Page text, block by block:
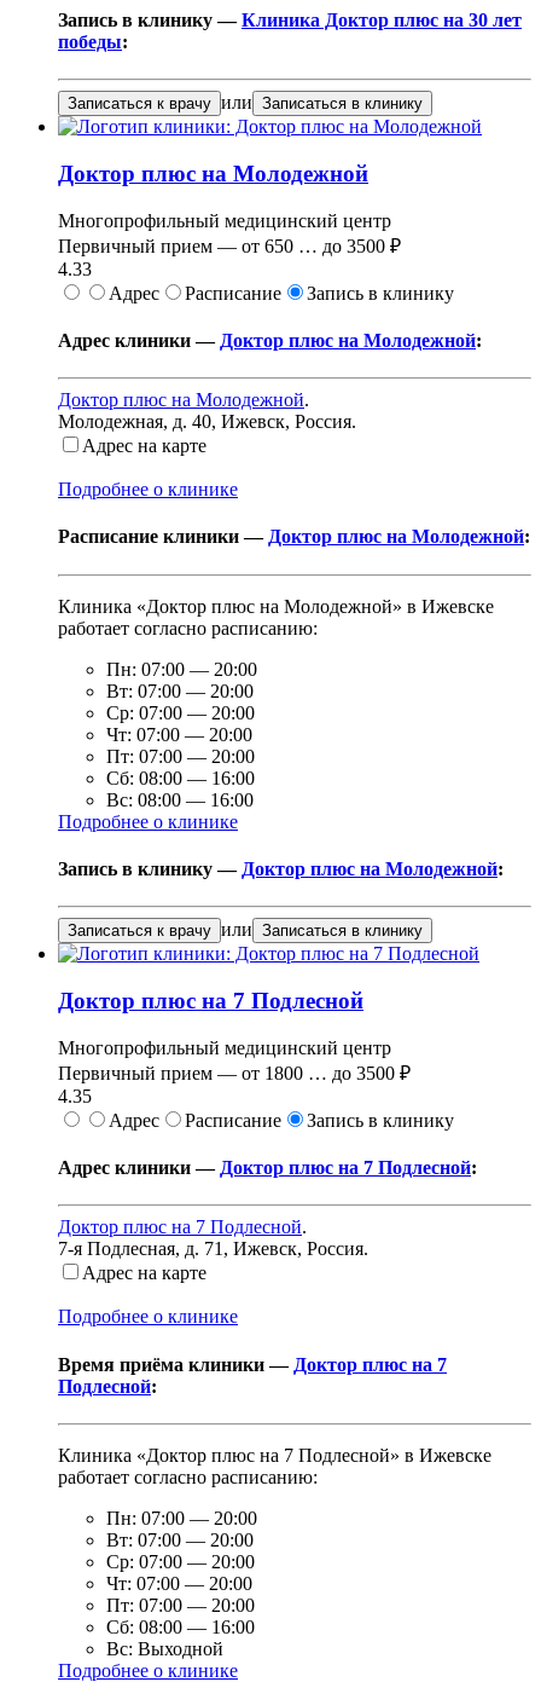
Запись в клинику —Клиника Доктор плюс на 30 лет
победы:
Записаться к врачу или Записаться в клинику
Доктор плюс на Молодежной
Многопрофильный медицинский центр
Первичный прием — от 650 … до 3500 ₽
4.33
Адрес
Расписание Запись в клинику
Адрес клиники — Доктор плюс на Молодежной:
Доктор плюс на Молодежной.
Молодежная, д. 40, Ижевск, Россия.
Адрес на карте
Подробнее о клинике
Расписание клиники —Доктор плюс на Молодежной:
Клиника «Доктор плюс на Молодежной» в Ижевске
работает согласно расписанию:
Пн: 07:00 — 20:00
Вт: 07:00 — 20:00
Ср: 07:00 — 20:00
Чт: 07:00 — 20:00
Пт: 07:00 — 20:00
Сб: 08:00 — 16:00
Вс: 08:00 — 16:00
Подробнее о клинике
Запись в клинику — Доктор плюс на Молодежной:
Записаться к врачу или Записаться в клинику
Доктор плюс на 7 Подлесной
Многопрофильный медицинский центр
Первичный прием — от 1800 … до 3500 ₽
4.35
Адрес
Расписание Запись в клинику
Адрес клиники — Доктор плюс на 7 Подлесной:
Доктор плюс на 7 Подлесной.
7-я Подлесная, д. 71 , Ижевск, Россия.
Адрес на карте
Подробнее о клинике
Время приёма клиники — Доктор плюс на 7
Подлесной:
Клиника «Доктор плюс на 7 Подлесной» в Ижевске
работает согласно расписанию:
Пн: 07:00 — 20:00
Вт: 07:00 — 20:00
Ср: 07:00 — 20:00
Чт: 07:00 — 20:00
Пт: 07:00 — 20:00
Сб: 08:00 — 16:00
Вс: Выходной
Подробнее о клинике